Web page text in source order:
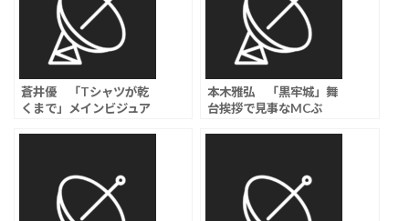
蒼井優 「Tシャツが乾
くまで」メインビジュア
本木雅弘 「黒牢城」舞
台挨拶で見事なMCぶ